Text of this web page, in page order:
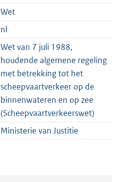
Wet
nl
Wet van 7 juli 1988,
houdende algemene regeling
met betrekking tot het
scheepvaartverkeer op de
binnenwateren en op zee
(Scheepvaartverkeerswet)
Ministerie van Justitie